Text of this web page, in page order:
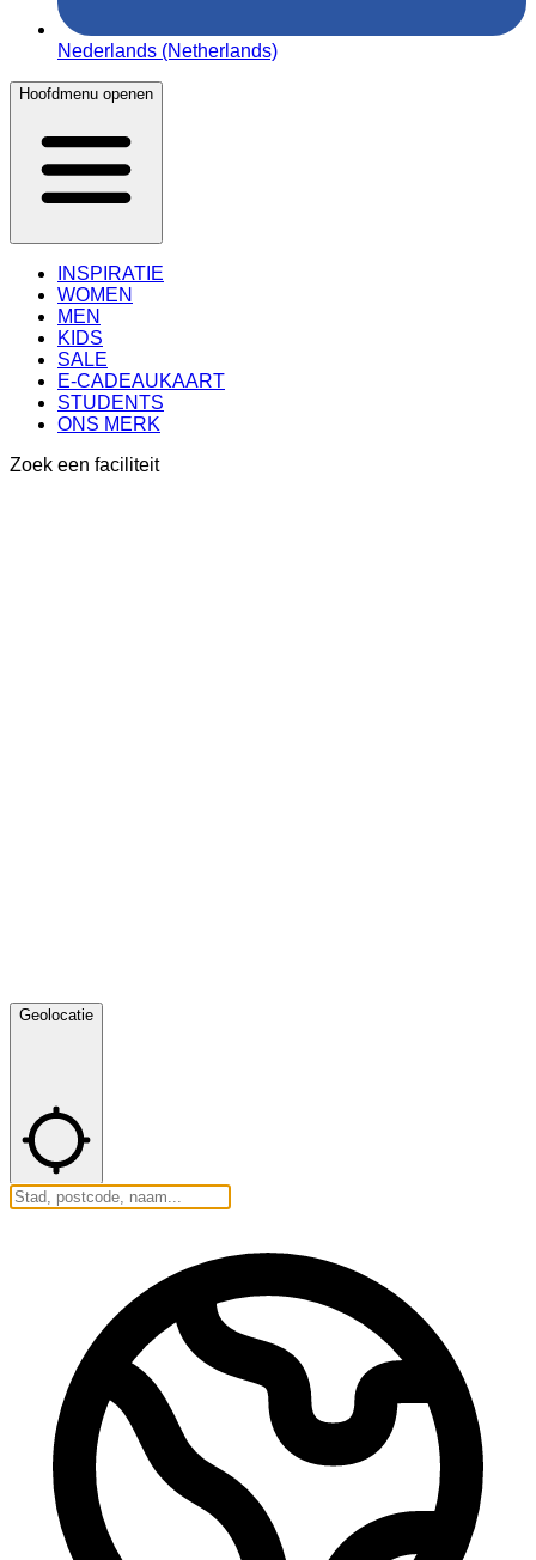
Nederlands (Netherlands)
Hoofdmenu openen
INSPIRATIE
WOMEN
MEN
KIDS
SALE
E-CADEAUKAART
STUDENTS
ONS MERK
Zoek een faciliteit
Geolocatie